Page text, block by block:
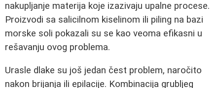
nakupljanje materija koje izazivaju upalne procese.
Proizvodi sa salicilnom kiselinom ili piling na bazi
morske soli pokazali su se kao veoma efikasni u
rešavanju ovog problema.
Urasle dlake su još jedan čest problem, naročito
nakon brijanja ili epilacije. Kombinacija grubljeg